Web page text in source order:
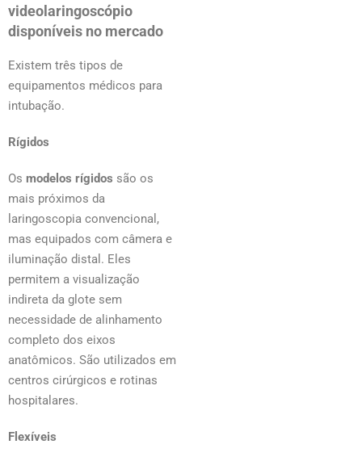
videolaringoscópio
disponíveis no mercado
Existem três tipos de
equipamentos médicos para
intubação.
Rígidos
Os modelos rígidos são os
mais próximos da
laringoscopia convencional,
mas equipados com câmera e
iluminação distal. Eles
permitem a visualização
indireta da glote sem
necessidade de alinhamento
completo dos eixos
anatômicos. São utilizados em
centros cirúrgicos e rotinas
hospitalares.
Flexíveis